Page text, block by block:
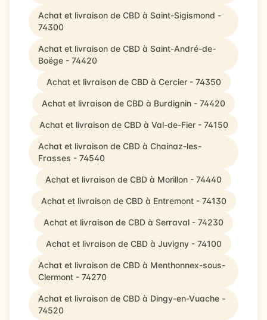
Achat et livraison de CBD à Saint-Sigismond -
74300
Achat et livraison de CBD à Saint-André-de-
Boëge - 74420
Achat et livraison de CBD à Cercier - 74350
Achat et livraison de CBD à Burdignin - 74420
Achat et livraison de CBD à Val-de-Fier - 74150
Achat et livraison de CBD à Chainaz-les-
Frasses - 74540
Achat et livraison de CBD à Morillon - 74440
Achat et livraison de CBD à Entremont - 74130
Achat et livraison de CBD à Serraval - 74230
Achat et livraison de CBD à Juvigny - 74100
Achat et livraison de CBD à Menthonnex-sous-
Clermont - 74270
Achat et livraison de CBD à Dingy-en-Vuache -
74520